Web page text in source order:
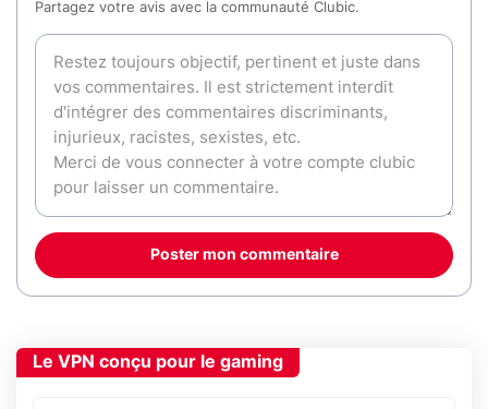
Partagez votre avis avec la communauté Clubic.
Poster mon commentaire
Le VPN conçu pour le gaming